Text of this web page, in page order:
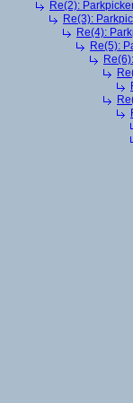
Re(2):
Re(3):
Re(4):
Re(5):